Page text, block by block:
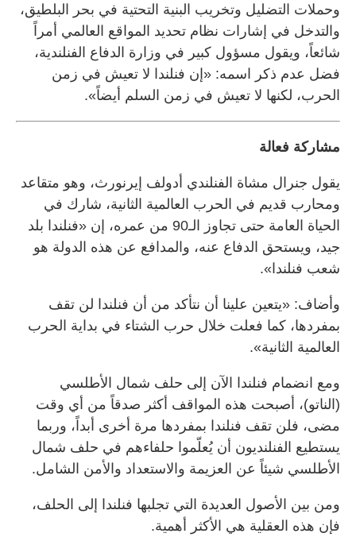
وحملات التضليل وتخريب البنية التحتية في بحر البلطيق،
والتدخل في إشارات نظام تحديد المواقع العالمي أمراً
شائعاً، ويقول مسؤول كبير في وزارة الدفاع الفنلندية،
فضل عدم ذكر اسمه: «إن فنلندا لا تعيش في زمن
الحرب، لكنها لا تعيش في زمن السلم أيضاً».
مشاركة فعالة
يقول جنرال مشاة الفنلندي أدولف إيرنورث، وهو متقاعد
ومحارب قديم في الحرب العالمية الثانية، شارك في
الحياة العامة حتى تجاوز الـ90 من عمره، إن «فنلندا بلد
جيد، ويستحق الدفاع عنه، والمدافع عن هذه الدولة هو
شعب فنلندا».
وأضاف: «يتعين علينا أن نتأكد من أن فنلندا لن تقف
بمفردها، كما فعلت خلال حرب الشتاء في بداية الحرب
العالمية الثانية».
ومع انضمام فنلندا الآن إلى حلف شمال الأطلسي
(الناتو)، أصبحت هذه المواقف أكثر صدقاً من أي وقت
مضى، فلن تقف فنلندا بمفردها مرة أخرى أبداً، وربما
يستطيع الفنلنديون أن يُعلّموا حلفاءهم في حلف شمال
الأطلسي شيئاً عن العزيمة والاستعداد والأمن الشامل.
ومن بين الأصول العديدة التي تجلبها فنلندا إلى الحلف،
فإن هذه العقلية هي الأكثر أهمية.